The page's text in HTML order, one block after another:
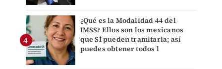
¿Qué es la Modalidad 44 del
IMSS? Ellos son los mexicanos
que SÍ pueden tramitarla; así
puedes obtener todos l